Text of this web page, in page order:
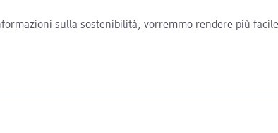
sulla sostenibilità, vorremmo rendere più